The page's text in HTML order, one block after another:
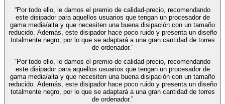
“Por todo ello, le damos el premio de calidad-precio, recomendando
este disipador para aquellos usuarios que tengan un procesador de
gama media/alta y que necesiten una buena disipación con un tamaño
reducido. Además, este disipador hace poco ruido y presenta un diseño
totalmente negro, por lo que se adaptará a una gran cantidad de torres
de ordenador.”
“Por todo ello, le damos el premio de calidad-precio, recomendando
este disipador para aquellos usuarios que tengan un procesador de
gama media/alta y que necesiten una buena disipación con un tamaño
reducido. Además, este disipador hace poco ruido y presenta un diseño
totalmente negro, por lo que se adaptará a una gran cantidad de torres
de ordenador.”